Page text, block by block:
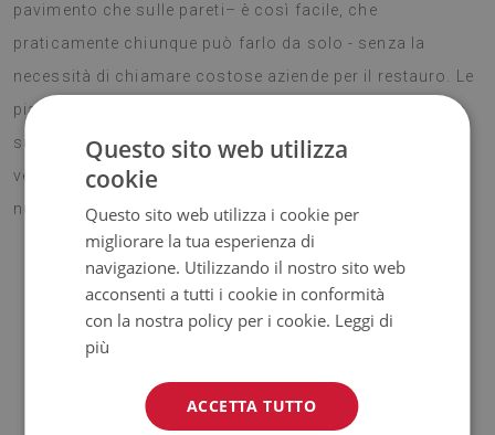
pavimento che sulle pareti– è così facile, che
praticamente chiunque può farlo da solo - senza la
necessità di chiamare costose aziende per il restauro. Le
piastrelle in PVC possono essere incollate praticamente
su ogni superficie, grazie alle quali potremmo cambiare
velocemente l'arredamento dell'interno e donargli un
nuovo carattere.
ATTENZIONE!
Il prezzo indicato riguarda il
Questo sito web utilizza
cookie
Questo sito web utilizza i cookie per
migliorare la tua esperienza di
navigazione. Utilizzando il nostro sito web
acconsenti a tutti i cookie in conformità
con la nostra policy per i cookie. Leggi di
più
ACCETTA TUTTO